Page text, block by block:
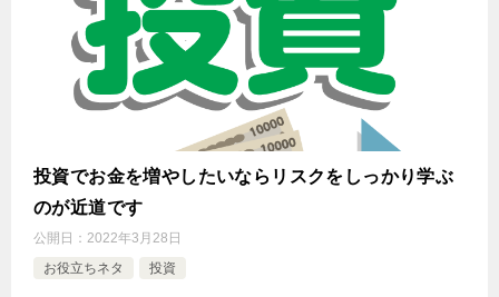
投資でお金を増やしたいならリスクをしっかり学ぶ
のが近道です
公開日： 2022年3月28日
お役立ちネタ
投資